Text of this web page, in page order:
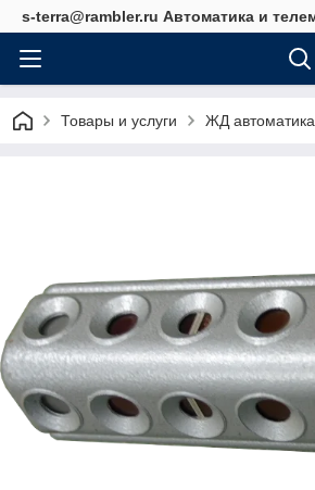
s-terra@rambler.ru Автоматика и
Товары и услуги ЖД